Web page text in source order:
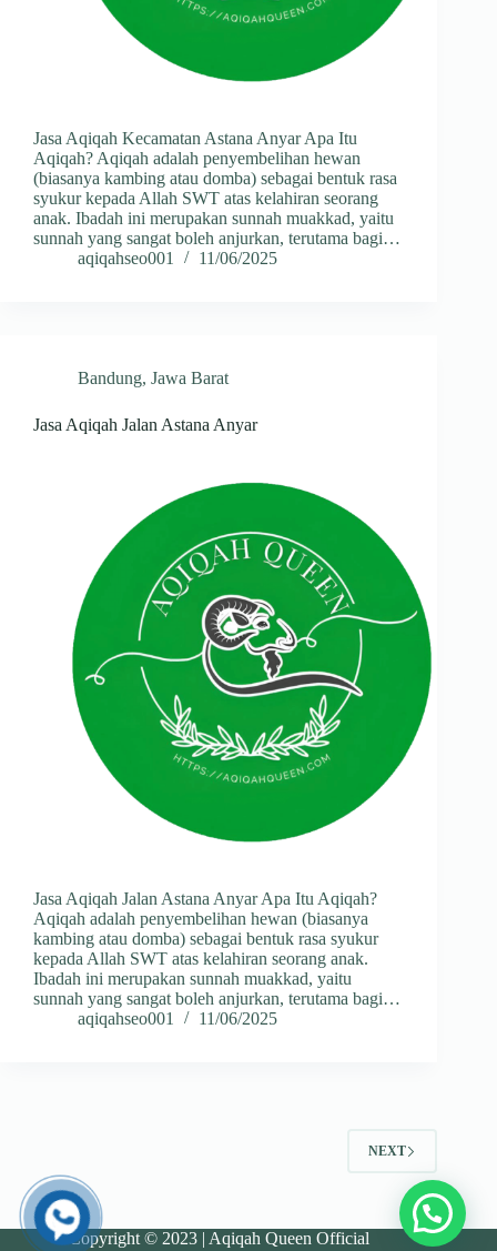
Jasa Aqiqah Kecamatan Astana Anyar Apa Itu
Aqiqah? Aqiqah adalah penyembelihan hewan
(biasanya kambing atau domba) sebagai bentuk rasa
syukur kepada Allah SWT atas kelahiran seorang
anak. Ibadah ini merupakan sunnah muakkad, yaitu
sunnah yang sangat boleh anjurkan, terutama bagi…
aqiqahseo001
11/06/2025
Bandung, Jawa Barat
Jasa Aqiqah Jalan Astana Anyar
Jasa Aqiqah Jalan Astana Anyar Apa Itu Aqiqah?
Aqiqah adalah penyembelihan hewan (biasanya
kambing atau domba) sebagai bentuk rasa syukur
kepada Allah SWT atas kelahiran seorang anak.
Ibadah ini merupakan sunnah muakkad, yaitu
sunnah yang sangat boleh anjurkan, terutama bagi…
aqiqahseo001
11/06/2025
NEXT
Copyright © 2023 | Aqiqah Queen Official